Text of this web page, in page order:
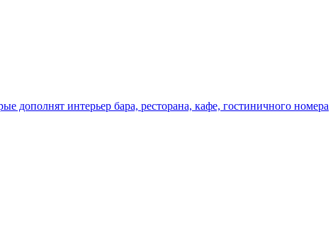
дополнят интерьер бара, ресторана, кафе, гостиничного номера